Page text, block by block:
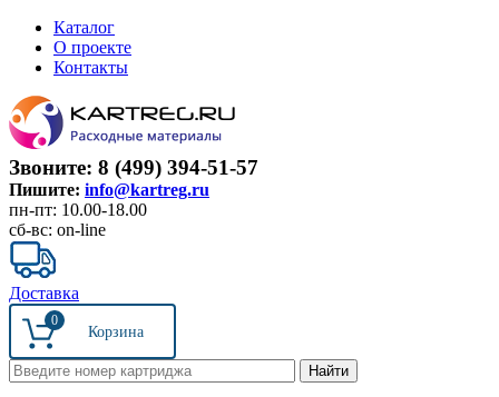
Каталог
О проекте
Контакты
Звоните: 8 (499) 394-51-57
Пишите: info@kartreg.ru
пн-пт: 10.00-18.00
сб-вс: on-line
Доставка
0